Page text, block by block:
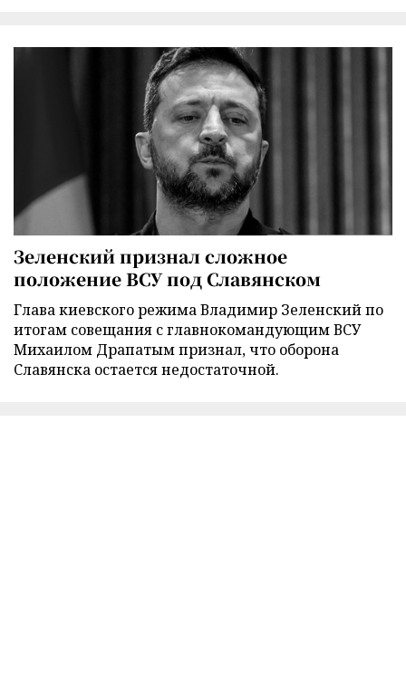
Зеленский признал сложное
положение ВСУ под Славянском
Глава киевского режима Владимир Зеленский по
итогам совещания с главнокомандующим ВСУ
Михаилом Драпатым признал, что оборона
Славянска остается недостаточной.